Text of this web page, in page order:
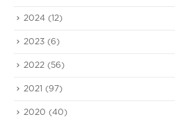
2024 (12)
2023 (6)
2022 (56)
2021 (97)
2020 (40)